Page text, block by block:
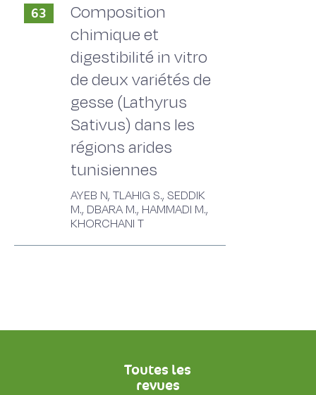
63
Composition
chimique et
digestibilité in vitro
de deux variétés de
gesse (Lathyrus
Sativus) dans les
régions arides
tunisiennes
AYEB N, TLAHIG S., SEDDIK
M., DBARA M., HAMMADI M.,
KHORCHANI T
Toutes les
revues